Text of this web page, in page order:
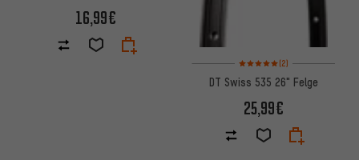
16,99€
Bewertungen: 5 von 5
(2)
DT Swiss 535 26" Felge
25,99€